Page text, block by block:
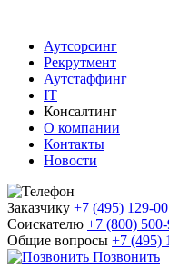
Аутсорсинг
Рекрутмент
Аутстаффинг
IT
Консалтинг
О компании
Контакты
Новости
Заказчику +7 (495) 129-
Соискателю +7 (800)
Общие вопросы +7 (495)
Позвонить